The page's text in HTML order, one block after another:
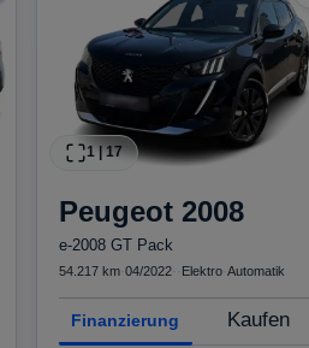
1|17
Peugeot 2008
e-2008 GT Pack
54.217 km 04/2022 Elektro Automatik
Finanzierung Kaufen